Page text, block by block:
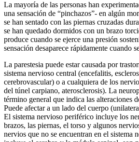
La mayoría de las personas han
una sensación de “pinchazos”- en algún
se han sentado con las piernas cruzadas
se han quedado dormidos con un brazo
produce cuando se ejerce una presión
sensación desaparece rápidamente cuando
La parestesia puede estar causada por
sistema nervioso central (encefalitis,
cerebrovascular) o a cualquiera de los
del túnel carpiano, aterosclerosis). La
término general que indica las alteraciones
Puede afectar a un lado del cuerpo
El sistema nervioso periférico incluye los
brazos, las piernas, el torso y algunos
nervios que no se encuentran en el sistema